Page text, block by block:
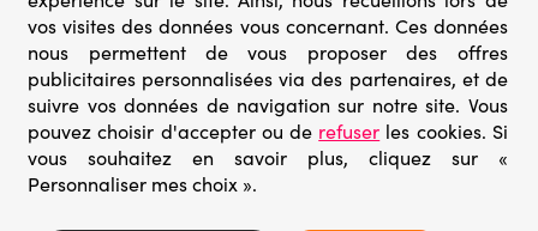
Catégories
› Marques
› Derniers arrivages
› Puzzles mystères
› Prix minis
© Go-puzzle.fr 2026 – Tous droits réservés
vos visites des données vous concernant. Ces données
nous permettent de vous proposer des offres
publicitaires personnalisées via des partenaires, et de
suivre vos données de navigation sur notre site. Vous
pouvez choisir d'accepter ou de refuser les cookies. Si
vous souhaitez en savoir plus, cliquez sur «
Personnaliser mes choix ».